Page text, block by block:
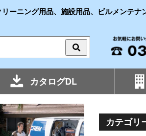
ーニング用品、施設用品、ビルメンテナ
カタログDL
カテゴリ